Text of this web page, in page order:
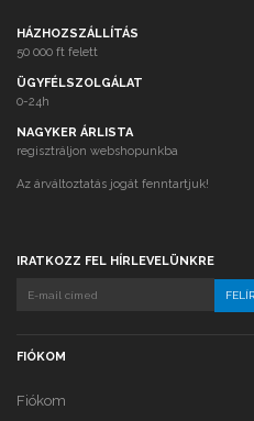
HÁZHOZSZÁLLÍTÁS
50 000 ft felett
ÜGYFÉLSZOLGÁLAT
0-24h
NAGYKER ÁRLISTA
regisztráljon webshopunkba
Az árváltoztatás jogát fenntartjuk!
IRATKOZZ FEL HÍRLEVELÜNKRE
FIÓKOM
Fiókom